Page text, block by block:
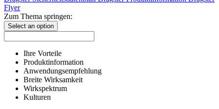
Flyer
Zum Thema springen:
Select an option
Ihre Vorteile
Produktinformation
Anwendungsempfehlung
Breite Wirksamkeit
Wirkspektrum
Kulturen